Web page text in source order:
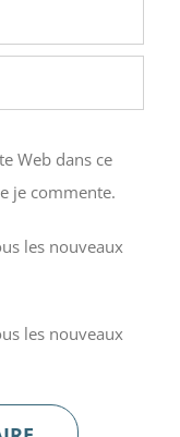
Web dans ce
je commente.
les nouveaux
les nouveaux